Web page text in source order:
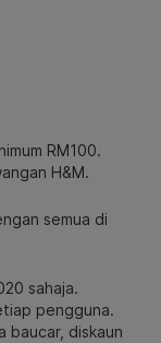
RM100.
H&M.
semua di
sahaja.
pengguna.
baucar, diskaun